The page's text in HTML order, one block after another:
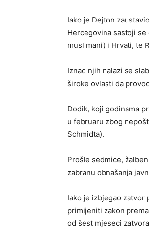
Iako je Dejton
Hercegovina sastoji
muslimani) i Hrvati, te
Iznad njih nalazi se
široke ovlasti da
Dodik, koji godinama
u februaru zbog
Schmidta).
Prošle sedmice,
zabranu obnašanja
Iako je izbjegao zatvor
primijeniti zakon
od šest mjeseci